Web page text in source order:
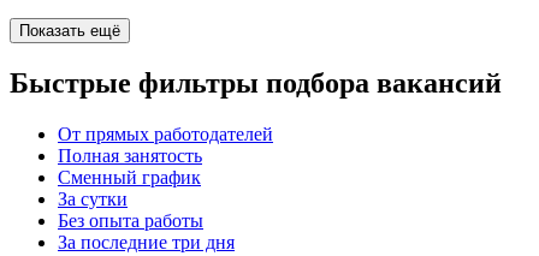
Показать ещё
Быстрые фильтры подбора вакансий
От прямых работодателей
Полная занятость
Сменный график
За сутки
Без опыта работы
За последние три дня